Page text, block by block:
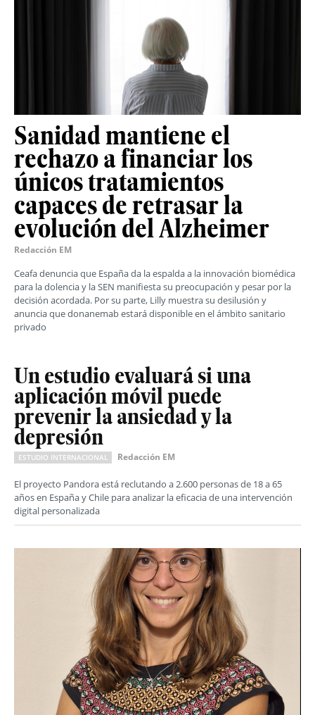
Sanidad mantiene el
rechazo a financiar los
únicos tratamientos
capaces de retrasar la
evolución del Alzheimer
Redacción EM
Ceafa denuncia que España da la espalda a la innovación biomédica
para la dolencia y la SEN manifiesta su preocupación y pesar por la
decisión acordada. Por su parte, Lilly muestra su desilusión y
anuncia que donanemab estará disponible en el ámbito sanitario
privado
Un estudio evaluará si una
aplicación móvil puede
prevenir la ansiedad y la
depresión
ESTUDIO INTERNACIONAL Redacción EM
El proyecto Pandora está reclutando a 2.600 personas de 18 a 65
años en España y Chile para analizar la eficacia de una intervención
digital personalizada